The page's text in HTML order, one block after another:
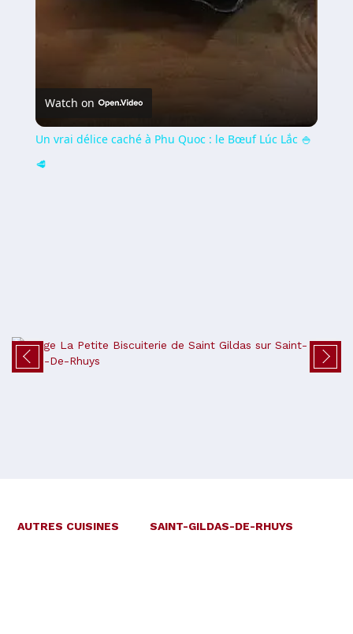
Watch on
Un vrai délice caché à Phu Quoc : le Bœuf Lúc Lắc 🍚
🥩
AUTRES CUISINES SAINT-GILDAS-DE-RHUYS